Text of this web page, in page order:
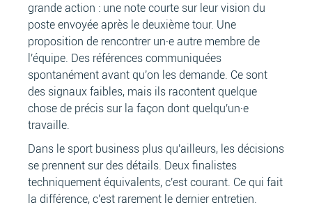
grande action : une note courte sur leur vision du
poste envoyée après le deuxième tour. Une
proposition de rencontrer un·e autre membre de
l'équipe. Des références communiquées
spontanément avant qu'on les demande. Ce sont
des signaux faibles, mais ils racontent quelque
chose de précis sur la façon dont quelqu'un·e
travaille.
Dans le sport business plus qu'ailleurs, les décisions
se prennent sur des détails. Deux finalistes
techniquement équivalents, c'est courant. Ce qui fait
la différence, c'est rarement le dernier entretien.